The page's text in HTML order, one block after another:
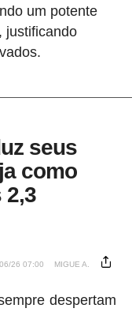
um potente
justificando
seus
como
2,3
26 07:00 MIGUE A.
despertam